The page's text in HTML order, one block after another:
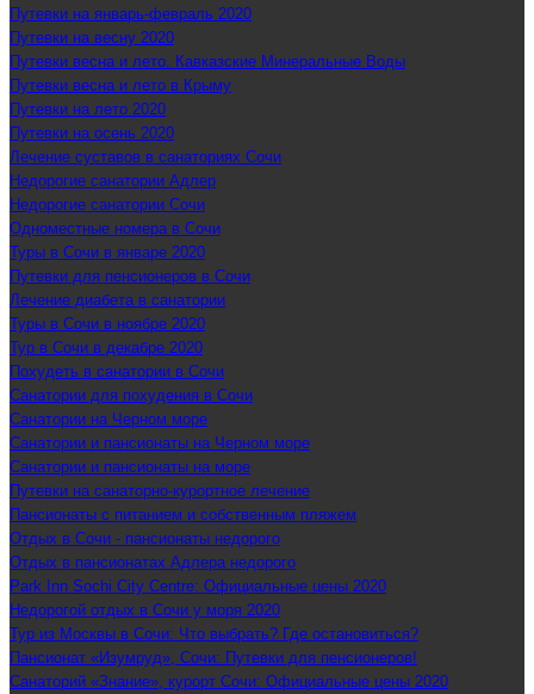
Путевки на январь-февраль 2020
Путевки на весну 2020
Путевки весна и лето. Кавказские Минеральные Воды
Путевки весна и лето в Крыму
Путевки на лето 2020
Путевки на осень 2020
Лечение суставов в санаториях Сочи
Недорогие санатории Адлер
Недорогие санатории Сочи
Одноместные номера в Сочи
Туры в Сочи в январе 2020
Путевки для пенсионеров в Сочи
Лечение диабета в санатории
Туры в Сочи в ноябре 2020
Тур в Сочи в декабре 2020
Похудеть в санатории в Сочи
Санатории для похудения в Сочи
Санатории на Черном море
Санатории и пансионаты на Черном море
Санатории и пансионаты на море
Путевки на санаторно-курортное лечение
Пансионаты с питанием и собственным пляжем
Отдых в Сочи - пансионаты недорого
Отдых в пансионатах Адлера недорого
Park Inn Sochi City Centre: Официальные цены 2020
Недорогой отдых в Сочи у моря 2020
Тур из Москвы в Сочи: Что выбрать? Где остановиться?
Пансионат «Изумруд», Сочи: Путевки для пенсионеров!
Санаторий «Знание», курорт Сочи: Официальные цены 2020